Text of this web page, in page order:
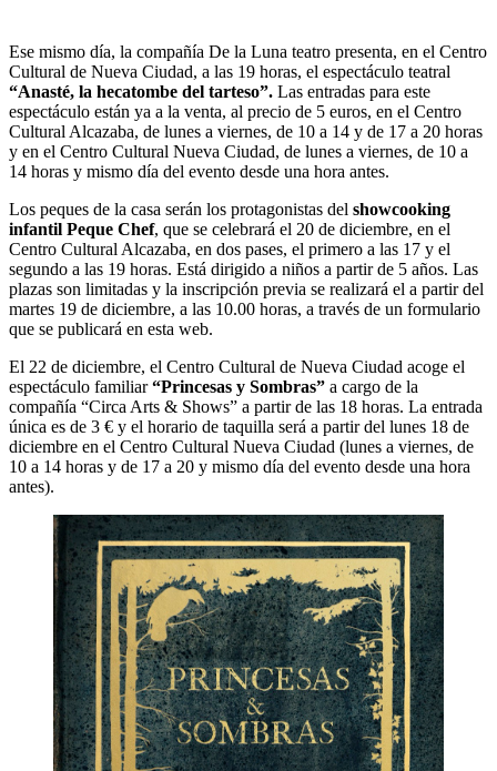
Ese mismo día, la compañía De la Luna teatro presenta, en el Centro
Cultural de Nueva Ciudad, a las 19 horas, el espectáculo teatral
“Anasté, la hecatombe del tarteso”. Las entradas para este
espectáculo están ya a la venta, al precio de 5 euros, en el Centro
Cultural Alcazaba, de lunes a viernes, de 10 a 14 y de 17 a 20 horas
y en el Centro Cultural Nueva Ciudad, de lunes a viernes, de 10 a
14 horas y mismo día del evento desde una hora antes.
Los peques de la casa serán los protagonistas del showcooking
infantil Peque Chef, que se celebrará el 20 de diciembre, en el
Centro Cultural Alcazaba, en dos pases, el primero a las 17 y el
segundo a las 19 horas. Está dirigido a niños a partir de 5 años. Las
plazas son limitadas y la inscripción previa se realizará el a partir del
martes 19 de diciembre, a las 10.00 horas, a través de un formulario
que se publicará en esta web.
El 22 de diciembre, el Centro Cultural de Nueva Ciudad acoge el
espectáculo familiar“Princesas y Sombras” a cargo de la
compañía “Circa Arts & Shows” a partir de las 18 horas. La entrada
única es de 3 € y el horario de taquilla será a partir del lunes 18 de
diciembre en el Centro Cultural Nueva Ciudad (lunes a viernes, de
10 a 14 horas y de 17 a 20 y mismo día del evento desde una hora
antes).